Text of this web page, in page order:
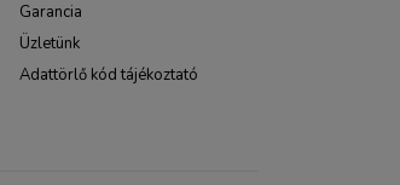
Garancia
Üzletünk
Adattörlő kód tájékoztató